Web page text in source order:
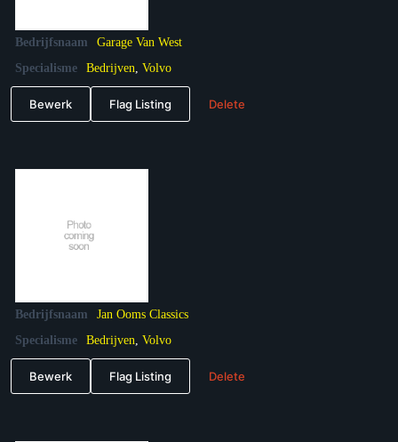
Bedrijfsnaam
Garage Van West
Specialisme
Bedrijven Volvo
Bewerk Flag Listing Delete
Bedrijfsnaam
Jan Ooms Classics
Specialisme
Bedrijven Volvo
Bewerk Flag Listing Delete